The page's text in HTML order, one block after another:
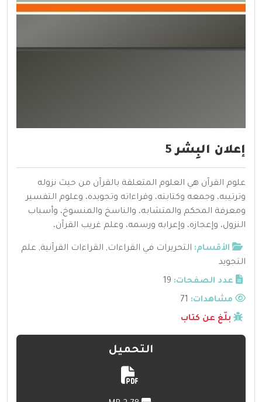
إعلان البِشر 5
علوم القرآن هي العلوم المتعلقة بالقرآن من حيث نزوله
وترتيبه، وجمعه وكتابته، وقراءاته وتجويده، وعلوم التفسير
ومعرفة المحكم والمتشابه، والناسخ والمنسوخ، وأسباب
النزول، وإعجازه، وإعرابه ورسمه، وعلم غريب القرآن،
الأقسام: التحريرات في القراءات, القراءات القرآنية, علم
التجويد
عدد الصفحات: 19
مشاهدات:
بلّغ عن كتاب
التحميل